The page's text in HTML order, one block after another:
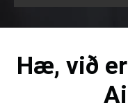
Hæ, við
Ai